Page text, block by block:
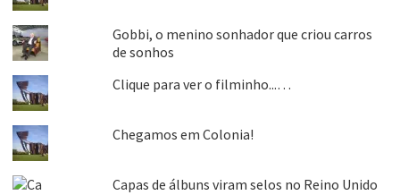
Gobbi, o menino sonhador que criou carros
de sonhos
Clique para ver o filminho...…
Chegamos em Colonia!
Capas de álbuns viram selos no Reino Unido